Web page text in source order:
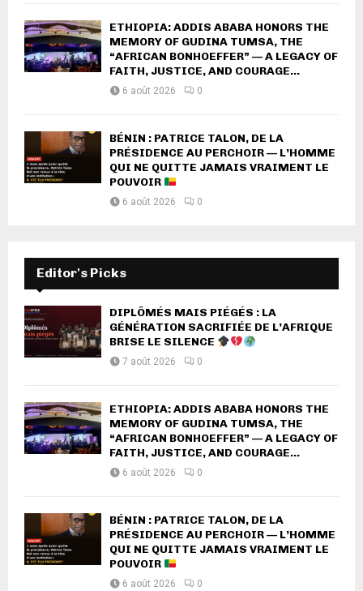
ETHIOPIA: ADDIS ABABA HONORS THE
MEMORY OF GUDINA TUMSA, THE
“AFRICAN BONHOEFFER” — A LEGACY OF
FAITH, JUSTICE, AND COURAGE...
6 août 2026 0
BÉNIN : PATRICE TALON, DE LA
PRÉSIDENCE AU PERCHOIR — L’HOMME
QUI NE QUITTE JAMAIS VRAIMENT LE
POUVOIR
6 août 2026 0
Editor's Picks
DIPLÔMÉS MAIS PIÉGÉS : LA
GÉNÉRATION SACRIFIÉE DE L’AFRIQUE
BRISE LE SILENCE
7 août 2026 0
ETHIOPIA: ADDIS ABABA HONORS THE
MEMORY OF GUDINA TUMSA, THE
“AFRICAN BONHOEFFER” — A LEGACY OF
FAITH, JUSTICE, AND COURAGE...
6 août 2026 0
BÉNIN : PATRICE TALON, DE LA
PRÉSIDENCE AU PERCHOIR — L’HOMME
QUI NE QUITTE JAMAIS VRAIMENT LE
POUVOIR
6 août 2026 0